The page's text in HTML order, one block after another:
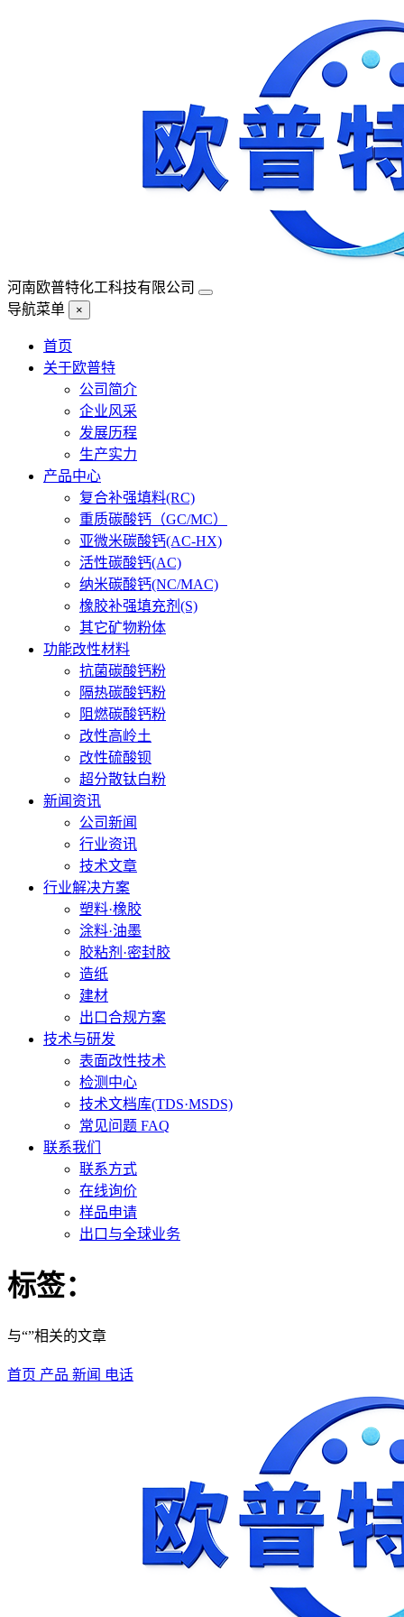
河南欧普特化工科技有限公司
导航菜单
×
首页
关于欧普特
公司简介
企业风采
发展历程
生产实力
产品中心
复合补强填料(RC)
重质碳酸钙（GC/MC）
亚微米碳酸钙(AC-HX)
活性碳酸钙(AC)
纳米碳酸钙(NC/MAC)
橡胶补强填充剂(S)
其它矿物粉体
功能改性材料
抗菌碳酸钙粉
隔热碳酸钙粉
阻燃碳酸钙粉
改性高岭土
改性硫酸钡
超分散钛白粉
新闻资讯
公司新闻
行业资讯
技术文章
行业解决方案
塑料·橡胶
涂料·油墨
胶粘剂·密封胶
造纸
建材
出口合规方案
技术与研发
表面改性技术
检测中心
技术文档库(TDS·MSDS)
常见问题 FAQ
联系我们
联系方式
在线询价
样品申请
出口与全球业务
标签：
与“”相关的文章
首页 产品 新闻 电话